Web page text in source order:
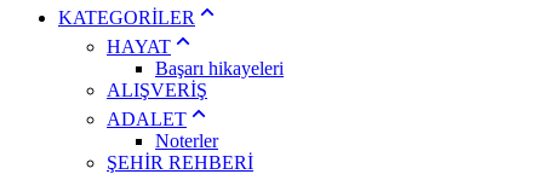
KATEGORİLER
HAYAT
Başarı hikayeleri
ALIŞVERİŞ
ADALET
Noterler
ŞEHİR REHBERİ